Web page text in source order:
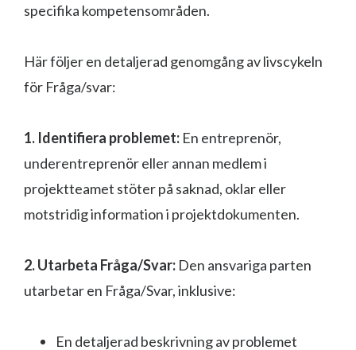
specifika kompetensområden.
Här följer en detaljerad genomgång av livscykeln
för Fråga/svar:
1. Identifiera problemet: En entreprenör,
underentreprenör eller annan medlem i
projektteamet stöter på saknad, oklar eller
motstridig information i projektdokumenten.
2. Utarbeta Fråga/Svar: Den ansvariga parten
utarbetar en Fråga/Svar, inklusive:
En detaljerad beskrivning av problemet